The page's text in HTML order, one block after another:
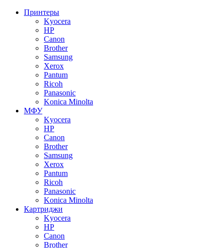
Принтеры
Kyocera
HP
Canon
Brother
Samsung
Xerox
Pantum
Ricoh
Panasonic
Konica Minolta
МФУ
Kyocera
HP
Canon
Brother
Samsung
Xerox
Pantum
Ricoh
Panasonic
Konica Minolta
Картриджи
Kyocera
HP
Canon
Brother